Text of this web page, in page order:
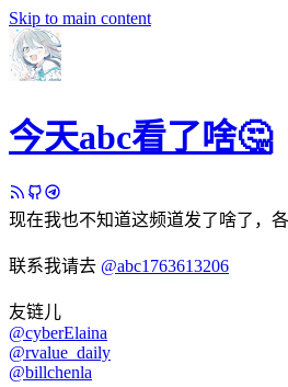
Skip to main content
今天abc看了啥🤔
现在我也不知道这频道发了啥了，
联系我请去 @abc1763613206
友链儿
@cyberElaina
@rvalue_daily
@billchenla